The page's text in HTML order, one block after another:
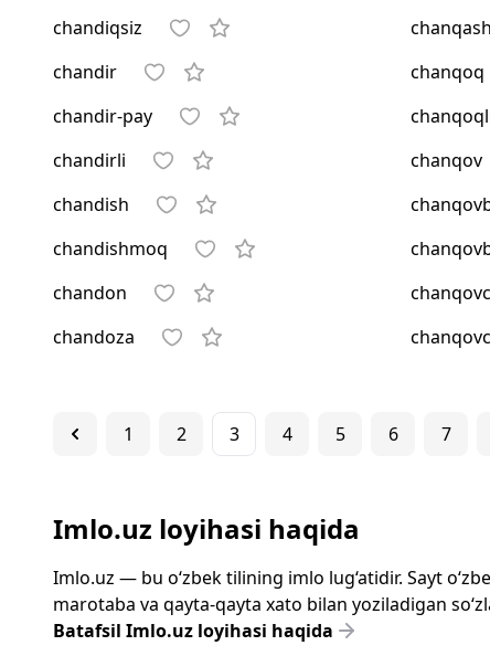
chandiqsiz
chandir
chandir-pay
chandirli
chandish
chandishmoq
chandon
chandoza
chanqash
chanqoq
chanqov
1 2 3 4 5 6 7
Imlo.uz loyihasi haqida
Imlo.uz — bu o‘zbek tilining imlo lug‘atidir. Sayt
marotaba va qayta-qayta xato bilan yoziladigan
Batafsil Imlo.uz loyihasi haqida